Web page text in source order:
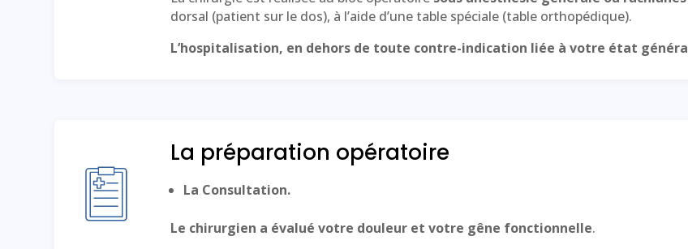
dorsal (patient sur le dos), à l’aide d’une table spéciale (table orthopédique).
L’hospitalisation, en dehors de toute contre-indication liée à votre état
La préparation opératoire
La Consultation.
Le chirurgien a évalué votre douleur et votre gêne fonctionnelle.